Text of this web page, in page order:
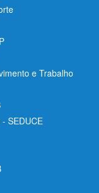
e Trabalho
SEDUCE